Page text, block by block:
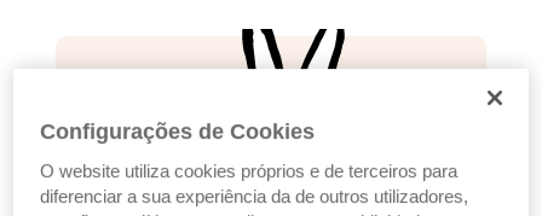
Configurações de Cookies
O website utiliza cookies próprios e de terceiros para
diferenciar a sua experiência da de outros utilizadores,